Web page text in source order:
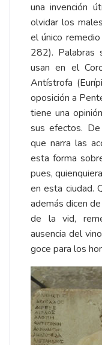
una invención
olvidar los
el único
282). Palabras
usan en el
Antístrofa
oposición a
tiene una
sus efectos.
que narra las
esta forma
pues,
en esta ciudad.
además dicen
de la vid,
ausencia del
goce para los